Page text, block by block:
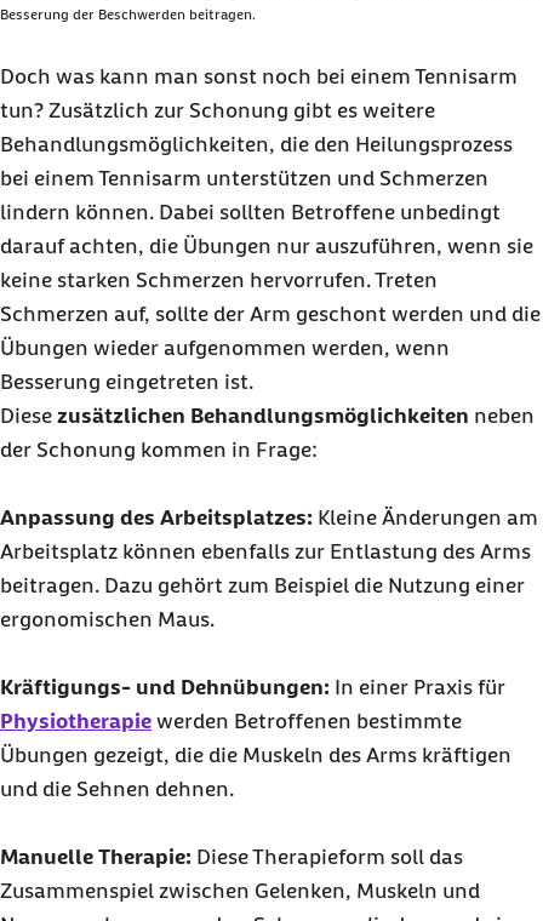
Besserung der Beschwerden beitragen.
Doch was kann man sonst noch bei einem Tennisarm
tun? Zusätzlich zur Schonung gibt es weitere
Behandlungsmöglichkeiten, die den Heilungsprozess
bei einem Tennisarm unterstützen und Schmerzen
lindern können. Dabei sollten Betroffene unbedingt
darauf achten, die Übungen nur auszuführen, wenn sie
keine starken Schmerzen hervorrufen. Treten
Schmerzen auf, sollte der Arm geschont werden und die
Übungen wieder aufgenommen werden, wenn
Besserung eingetreten ist.
Diese zusätzlichen Behandlungsmöglichkeiten neben
der Schonung kommen in Frage:
Anpassung des Arbeitsplatzes: Kleine Änderungen am
Arbeitsplatz können ebenfalls zur Entlastung des Arms
beitragen. Dazu gehört zum Beispiel die Nutzung einer
ergonomischen Maus.
Kräftigungs- und Dehnübungen: In einer Praxis für
Physiotherapie werden Betroffenen bestimmte
Übungen gezeigt, die die Muskeln des Arms kräftigen
und die Sehnen dehnen.
Manuelle Therapie: Diese Therapieform soll das
Zusammenspiel zwischen Gelenken, Muskeln und